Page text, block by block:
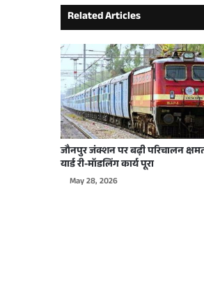
June 19, 2026
आशियाना में जल्द
June 19, 2026
लखनऊ के पारा में
June 17, 2026
प्रधानमंत्री आवास
Related Articles
जौनपुर जंक्शन पर बढ़ी परिचालन
यार्ड री-मॉडलिंग कार्य पूरा
May 28, 2026